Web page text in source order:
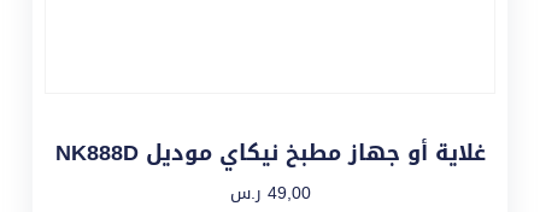
غلاية أو جهاز مطبخ نيكاي موديل NK888D
49,00 ر.س